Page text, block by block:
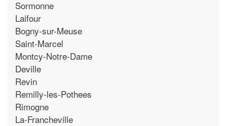
Sormonne
Laifour
Bogny-sur-Meuse
Saint-Marcel
Montcy-Notre-Dame
Deville
Revin
Remilly-les-Pothees
Rimogne
La-Francheville